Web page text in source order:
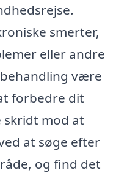
smerter,
eller andre
være
forbedre dit
mod at
at søge efter
og find det